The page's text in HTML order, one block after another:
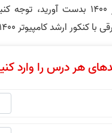
کنکور ارشد کامپیوتر 1400 بدست
هر درس را وارد